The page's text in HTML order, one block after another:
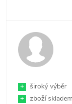
+
široký výběr
+
zboží skladem